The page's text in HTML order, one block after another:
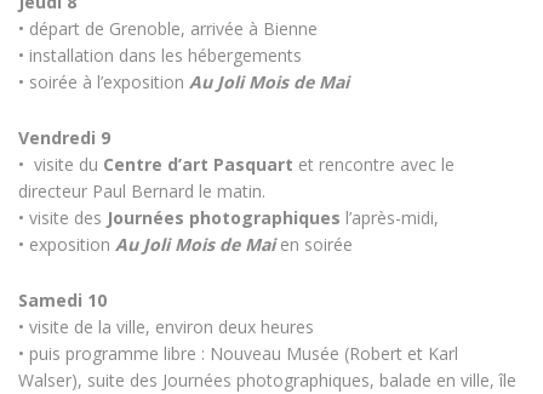
• départ de Grenoble, arrivée à Bienne
• installation dans les hébergements
• soirée à l’exposition Au Joli Mois de Mai
Vendredi 9
• visite du Centre d’art Pasquart et rencontre avec le
directeur Paul Bernard le matin.
• visite des Journées photographiques l’après-midi,
• exposition Au Joli Mois de Maien soirée
Samedi 10
• visite de la ville, environ deux heures
• puis programme libre : Nouveau Musée (Robert et Karl
Walser), suite des Journées photographiques, balade en ville, île